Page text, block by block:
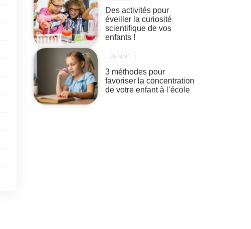
Des activités pour
éveiller la curiosité
scientifique de vos
enfants !
ENFANT
3 méthodes pour
favoriser la concentration
de votre enfant à l’école